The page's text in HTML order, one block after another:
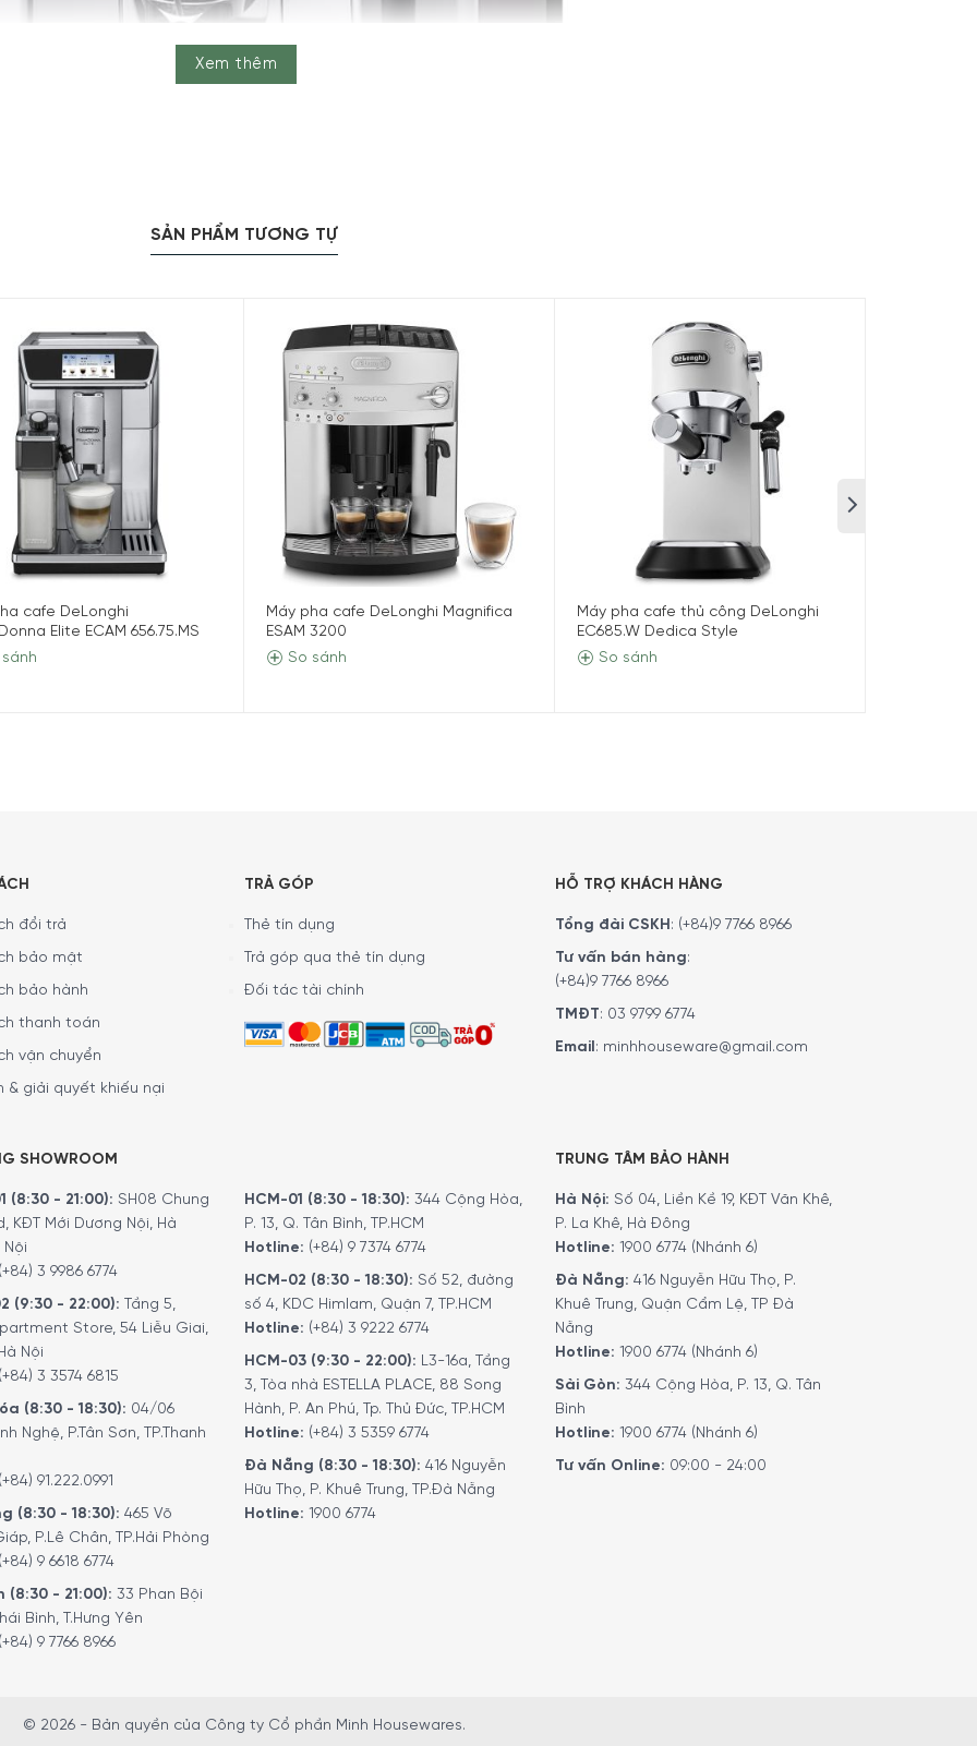
bột cà phê còn sót lại bên trong sau mỗi chu trình. Nhờ vậy, tách cà phê tiếp theo vẫn giữ được hương vị
uống cà phê hằng ngày, điểm này giúp hương vị ổn định hơn và hạn chế vị cũ, khét hoặc chua do bột cà
Xem thêm
SẢN PHẨM TƯƠNG TỰ
cafe DeLonghi
Elite ECAM 656.75.MS
Máy pha cafe DeLonghi Magnifica
ESAM 3200
So sánh
Máy pha cafe thủ công DeLonghi
EC685.W Dedica Style
So sánh
đổi trả
bảo mật
bảo hành
thanh toán
vận chuyển
& giải quyết khiếu nại
TRẢ GÓP
Thẻ tín dụng
Trả góp qua thẻ tín dụng
Đối tác tài chính
HỖ TRỢ KHÁCH HÀNG
Tổng đài CSKH: (+84)9 7766 8966
Tư vấn bán hàng:
(+84)9 7766 8966
TMĐT: 03 9799 6774
Email: minhhouseware@gmail.com
SHOWROOM
(8:30 - 21:00): SH08 Chung
KĐT Mới Dương Nội, Hà
(+84) 3 9986 6774
(9:30 - 22:00): Tầng 5,
Store, 54 Liễu Giai,
Nội
(+84) 3 3574 6815
(8:30 - 18:30): 04/06
Nghệ, P.Tân Sơn, TP.Thanh
(+84) 91.222.0991
(8:30 - 18:30): 465 Võ
P.Lê Chân, TP.Hải Phòng
(+84) 9 6618 6774
(8:30 - 21:00): 33 Phan Bội
Bình, T.Hưng Yên
(+84) 9 7766 8966
HCM-01 (8:30 - 18:30): 344 Cộng Hòa,
P. 13, Q. Tân Bình, TP.HCM
Hotline: (+84) 9 7374 6774
HCM-02 (8:30 - 18:30): Số 52, đường
số 4, KDC Himlam, Quận 7, TP.HCM
Hotline: (+84) 3 9222 6774
HCM-03 (9:30 - 22:00): L3-16a, Tầng
3, Tòa nhà ESTELLA PLACE, 88 Song
Hành, P. An Phú, Tp. Thủ Đức, TP.HCM
Hotline: (+84) 3 5359 6774
Đà Nẵng (8:30 - 18:30): 416 Nguyễn
Hữu Thọ, P. Khuê Trung, TP.Đà Nẵng
Hotline: 1900 6774
TRUNG TÂM BẢO HÀNH
Hà Nội: Số 04, Liền Kề 19, KĐT Văn Khê,
P. La Khê, Hà Đông
Hotline: 1900 6774 (Nhánh 6)
Đà Nẵng: 416 Nguyễn Hữu Thọ, P.
Khuê Trung, Quận Cẩm Lệ, TP Đà
Nẵng
Hotline: 1900 6774 (Nhánh 6)
Sài Gòn: 344 Cộng Hòa, P. 13, Q. Tân
Bình
Hotline: 1900 6774 (Nhánh 6)
Tư vấn Online: 09:00 - 24:00
© 2026 - Bản quyền của Công ty Cổ phần Minh Housewares.